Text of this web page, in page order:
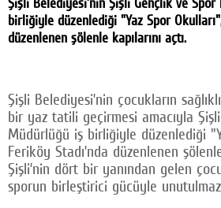
Facebook
© 2026 TÜM HAKLARI SAKLIDIR
birliğiyle düzenlediği "Yaz Spor
düzenlenen şölenle kapılarını açtı.
Şişli Belediyesi’nin çocukların
bir yaz tatili geçirmesi amacıyla
Müdürlüğü iş birliğiyle düzenlediği
Feriköy Stadı’nda düzenlenen
Şişli’nin dört bir yanından gelen
sporun birleştirici gücüyle